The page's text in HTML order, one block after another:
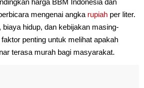
mengenai angka rupiah per liter.
biaya hidup, dan kebijakan masing-
penting untuk melihat apakah
terasa murah bagi masyarakat.